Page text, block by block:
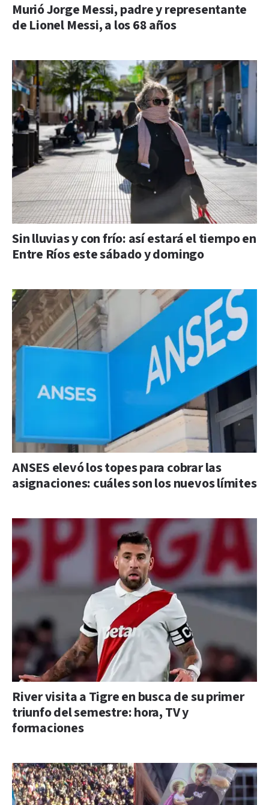
Murió Jorge Messi, padre y representante
de Lionel Messi, a los 68 años
Sin lluvias y con frío: así estará el tiempo en
Entre Ríos este sábado y domingo
ANSES elevó los topes para cobrar las
asignaciones: cuáles son los nuevos límites
River visita a Tigre en busca de su primer
triunfo del semestre: hora, TV y
formaciones